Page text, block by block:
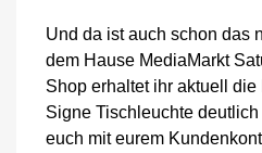
Und da ist auch schon das
dem Hause MediaMarkt
Shop erhaltet ihr aktuell
Signe Tischleuchte
euch mit eurem